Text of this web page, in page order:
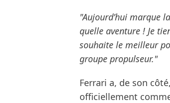
"Aujourd’hui marque
quelle aventure ! Je
souhaite le meilleur
groupe propulseur."
Ferrari a, de son
officiellement